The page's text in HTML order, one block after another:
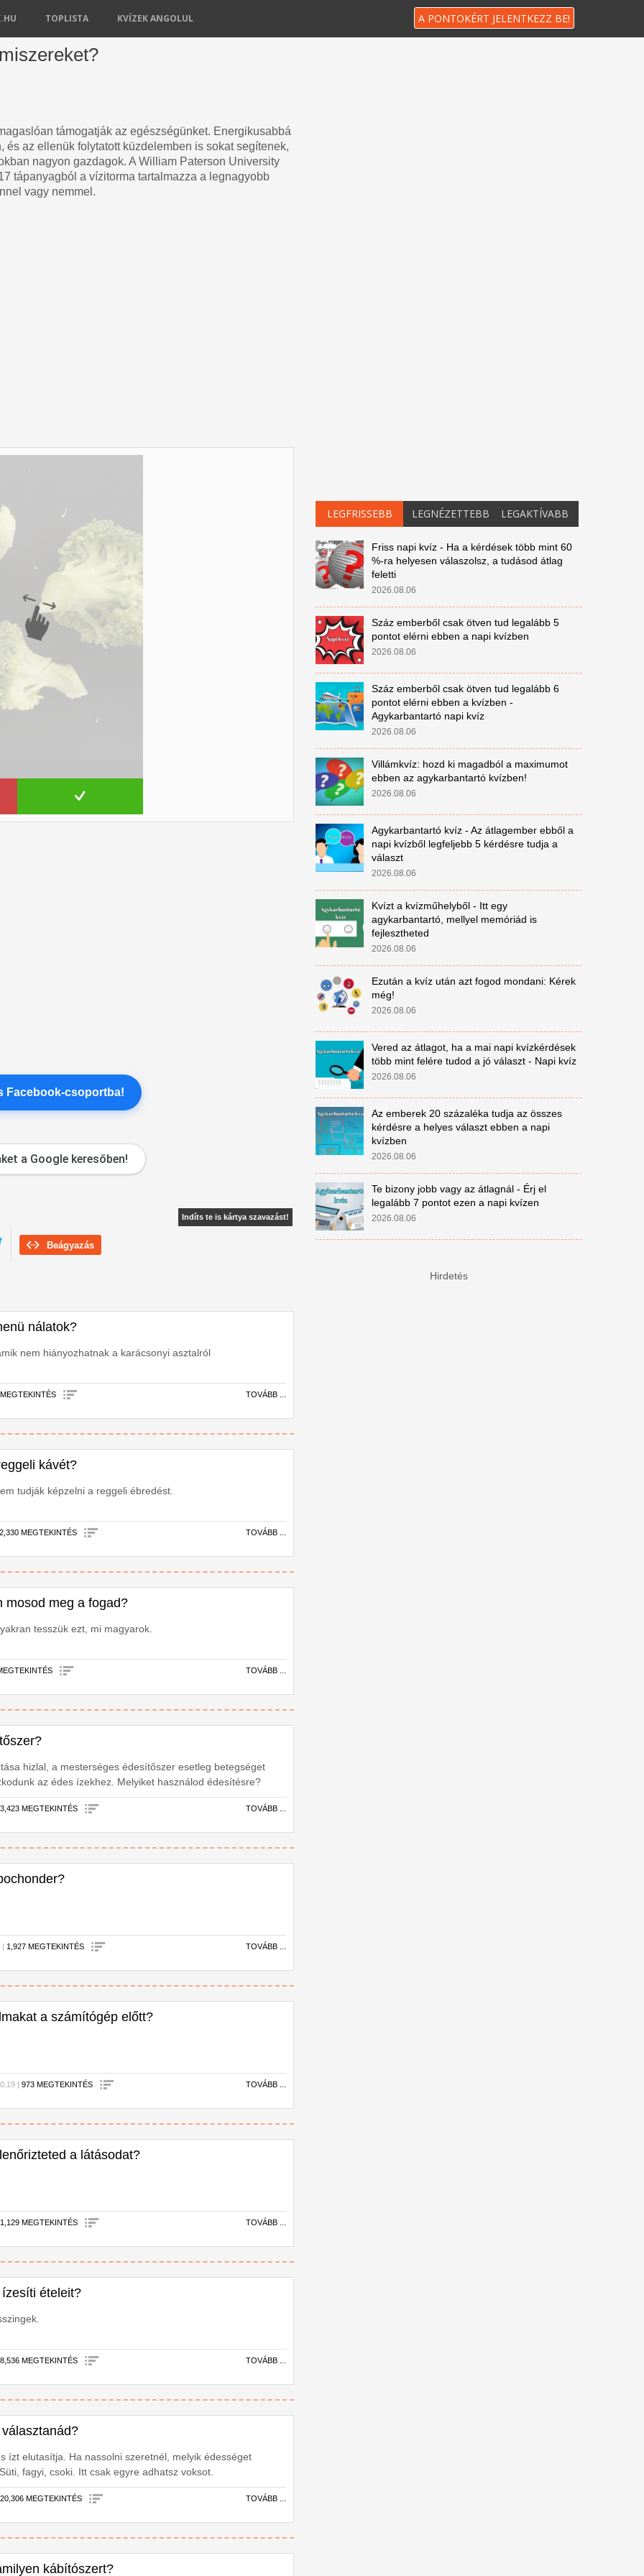
A PONTOKÉRT JELENTKEZZ BE!
TOPLISTA KVÍZEK ANGOLUL
támogatják az egészségünket. Energikusabbá
az ellenük folytatott küzdelemben is sokat segítenek,
nagyon gazdagok. A William Paterson University
tápanyagból a vízitorma tartalmazza a legnagyobb
vagy nemmel.
Facebook-csoportba!
a Google keresőben!
Indíts te is kártya szavazást!
Beágyazás
nálatok?
nem hiányozhatnak a karácsonyi asztalról
TOVÁBB ...
kávét?
tudják képzelni a reggeli ébredést.
2,330 MEGTEKINTÉS TOVÁBB ...
mosod meg a fogad?
tesszük ezt, mi magyarok.
TOVÁBB ...
hizlal, a mesterséges édesítőszer esetleg betegséget
az édes ízekhez. Melyiket használod édesítésre?
3,423 MEGTEKINTÉS TOVÁBB ...
| 1,927 MEGTEKINTÉS TOVÁBB ...
a számítógép előtt?
|973 MEGTEKINTÉS TOVÁBB ...
a látásodat?
1,129 MEGTEKINTÉS TOVÁBB ...
ételeit?
8,536 MEGTEKINTÉS TOVÁBB ...
ízt elutasítja. Ha nassolni szeretnél, melyik édességet
fagyi, csoki. Itt csak egyre adhatsz voksot.
20,306 MEGTEKINTÉS TOVÁBB ...
kábítószert?
LEGFRISSEBB LEGNÉZETTEBB LEGAKTÍVABB
Friss napi kvíz - Ha a kérdések több mint 60
%-ra helyesen válaszolsz, a tudásod átlag
feletti
2026.08.06
Száz emberből csak ötven tud legalább 5
pontot elérni ebben a napi kvízben
2026.08.06
Száz emberből csak ötven tud legalább 6
pontot elérni ebben a kvízben -
Agykarbantartó napi kvíz
2026.08.06
Villámkvíz: hozd ki magadból a maximumot
ebben az agykarbantartó kvízben!
2026.08.06
Agykarbantartó kvíz - Az átlagember ebből a
napi kvízből legfeljebb 5 kérdésre tudja a
választ
2026.08.06
Kvízt a kvízműhelyből - Itt egy
agykarbantartó, mellyel memóriád is
fejlesztheted
2026.08.06
Ezután a kvíz után azt fogod mondani: Kérek
még!
2026.08.06
Vered az átlagot, ha a mai napi kvízkérdések
több mint felére tudod a jó választ - Napi kvíz
2026.08.06
Az emberek 20 százaléka tudja az összes
kérdésre a helyes választ ebben a napi
kvízben
2026.08.06
Te bizony jobb vagy az átlagnál - Érj el
legalább 7 pontot ezen a napi kvízen
2026.08.06
Hirdetés